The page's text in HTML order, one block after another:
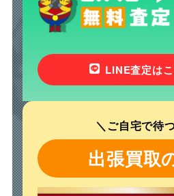
LINE査定は
＼ご自宅で待
出張買取